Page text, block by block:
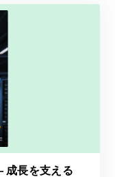
成長を支える